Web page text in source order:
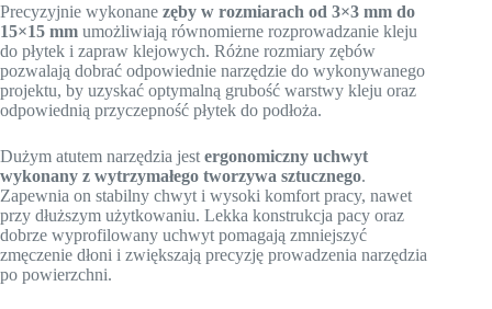
Precyzyjnie wykonane zęby w rozmiarach od 3×3 mm do
15×15 mm umożliwiają równomierne rozprowadzanie kleju
do płytek i zapraw klejowych. Różne rozmiary zębów
pozwalają dobrać odpowiednie narzędzie do wykonywanego
projektu, by uzyskać optymalną grubość warstwy kleju oraz
odpowiednią przyczepność płytek do podłoża.
Dużym atutem narzędzia jest ergonomiczny uchwyt
wykonany z wytrzymałego tworzywa sztucznego.
Zapewnia on stabilny chwyt i wysoki komfort pracy, nawet
przy dłuższym użytkowaniu. Lekka konstrukcja pacy oraz
dobrze wyprofilowany uchwyt pomagają zmniejszyć
zmęczenie dłoni i zwiększają precyzję prowadzenia narzędzia
po powierzchni.